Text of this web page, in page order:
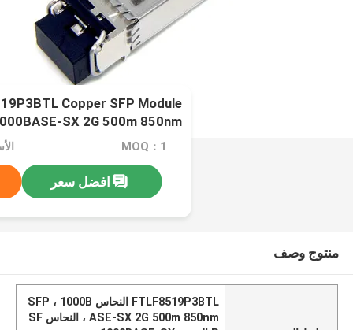
Copper SFP Module
SX 2G 500m 850nm
MOQ：1
افضل سعر
منتوج وصف
FTLF8519P3BTL النحاس SFP ، 1000B
ASE-SX 2G 500m 850nm ، النحاس SF